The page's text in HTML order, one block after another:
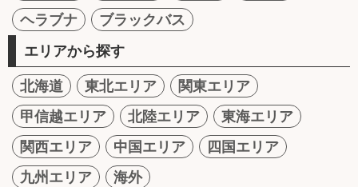
ヘラブナ
ブラックバス
エリアから探す
北海道 東北エリア
関東エリア
甲信越エリア
北陸エリア
東海エリア
関西エリア
中国エリア
四国エリア
九州エリア
海外